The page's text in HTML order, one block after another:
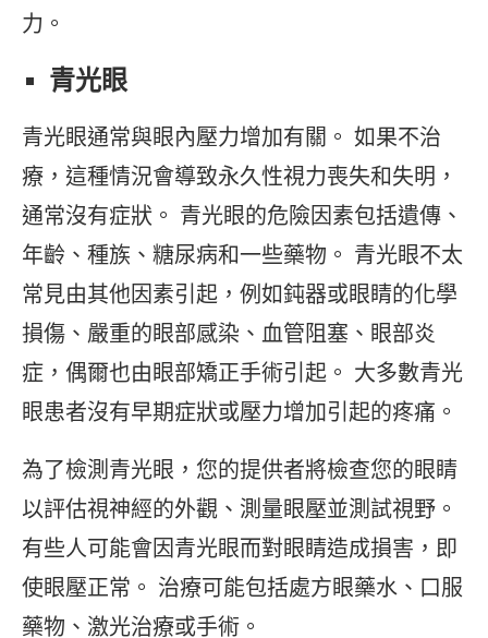
力。
青光眼
青光眼通常與眼內壓力增加有關。 如果不治
療，這種情況會導致永久性視力喪失和失明，
通常沒有症狀。 青光眼的危險因素包括遺傳、
年齡、種族、糖尿病和一些藥物。 青光眼不太
常見由其他因素引起，例如鈍器或眼睛的化學
損傷、嚴重的眼部感染、血管阻塞、眼部炎
症，偶爾也由眼部矯正手術引起。 大多數青光
眼患者沒有早期症狀或壓力增加引起的疼痛。
為了檢測青光眼，您的提供者將檢查您的眼睛
以評估視神經的外觀、測量眼壓並測試視野。
有些人可能會因青光眼而對眼睛造成損害，即
使眼壓正常。 治療可能包括處方眼藥水、口服
藥物、激光治療或手術。